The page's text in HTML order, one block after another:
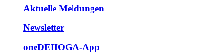
Aktuelle Meldungen
Newsletter
oneDEHOGA-App